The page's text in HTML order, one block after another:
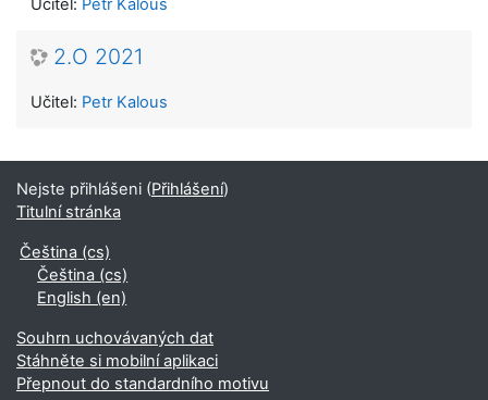
Učitel: Petr Kalous
2.O 2021
Učitel: Petr Kalous
Nejste přihlášeni (Přihlášení)
Titulní stránka
Čeština ‎(cs)‎
Čeština ‎(cs)‎
English ‎(en)‎
Souhrn uchovávaných dat
Stáhněte si mobilní aplikaci
Přepnout do standardního motivu